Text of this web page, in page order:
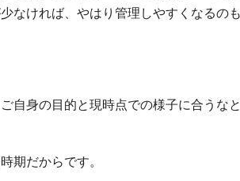
なければ、やはり管理しやすくなるの
自身の目的と現時点での様子に合うな
期だからです。